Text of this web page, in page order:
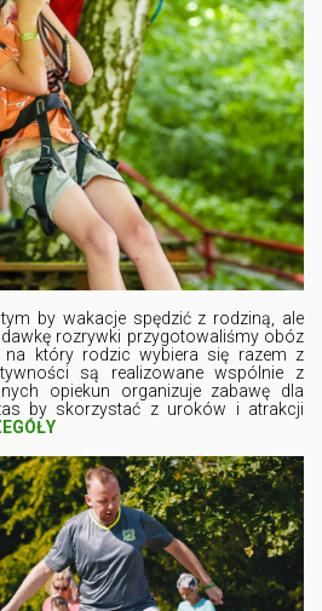
by wakacje spędzić z rodziną, ale
rozrywki przygotowaliśmy obóz
na który rodzic wybiera się razem z
są realizowane wspólnie z
opiekun organizuje zabawę dla
by skorzystać z uroków i atrakcji